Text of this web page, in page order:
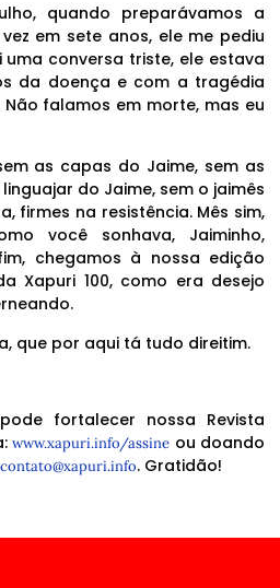
quando preparávamos a
em sete anos, ele me pediu
conversa triste, ele estava
da doença e com a tragédia
falamos em morte, mas eu
as capas do Jaime, sem as
do Jaime, sem o jaimês
firmes na resistência. Mês sim,
você sonhava, Jaiminho,
chegamos à nossa edição
Xapuri 100, como era desejo
que por aqui tá tudo direitim.
fortalecer nossa Revista
www.xapuri.info/assine ou doando
contato@xapuri.info. Gratidão!